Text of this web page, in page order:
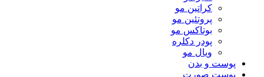
کراتین مو
پروتئین مو
بوتاکس مو
پودر دکلره
ویال مو
پوست و بدن
پوست صورت